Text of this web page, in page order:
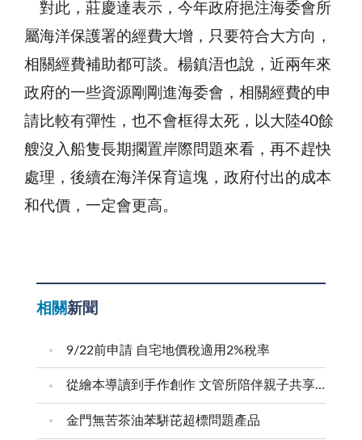
對此，莊慶達表示，今年政府挹注海委會所
屬海洋保護署的經費大增，只要符合大方向，
相關經費補助都可談。楊鎮浯也說，近兩年來
政府的一些資源剛剛進海委會，相關經費的申
請比較有彈性，也不會框得太死，以大陸40餘
艘沒入船隻長期擱置岸際問題來看，再不趕快
處理，後續在海洋保育這塊，政府付出的成本
和代價，一定會更高。
相關新聞
9/22前申請 自宅地價稅適用2%稅率
從繪本導讀到手作創作 文管所陪伴親子共享溫馨時光
金門無苦茶油苯駢芘超標問題產品